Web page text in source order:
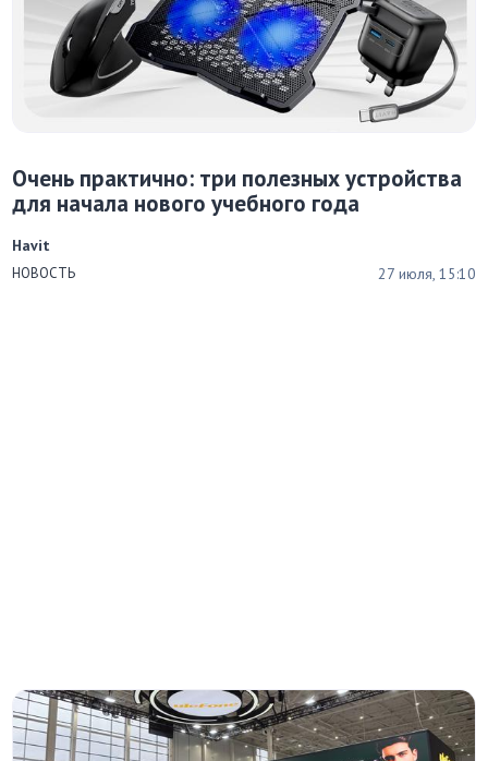
Очень практично: три полезных устройства
для начала нового учебного года
НОВОСТЬ 27 июля, 15:10
Havit